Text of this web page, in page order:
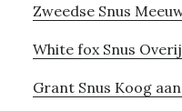
Zweedse Snus
White fox Snus
Grant Snus Koog